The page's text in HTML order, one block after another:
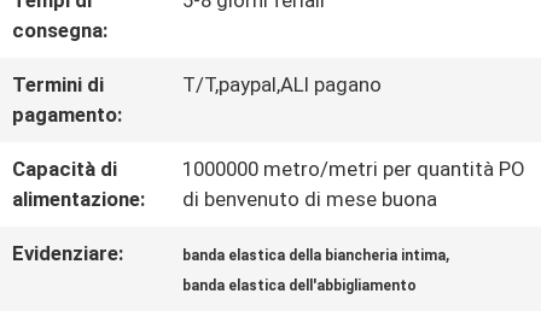
TUTTI
CASI
VR
consegna:
Termini di
pagamento:
T/T,paypal,ALI pagano
Capacità di
alimentazione:
1000000 metro/metri per quantità PO
di benvenuto di mese buona
Evidenziare: banda elastica della biancheria intima,
banda elastica dell'abbigliamento